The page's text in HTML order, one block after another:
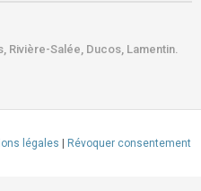
Rivière-Salée, Ducos, Lamentin.
légales Révoquer consentement